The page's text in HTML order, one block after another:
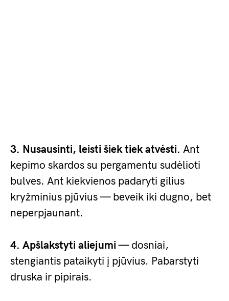
3. Nusausinti, leisti šiek tiek atvėsti. Ant
kepimo skardos su pergamentu sudėlioti
bulves. Ant kiekvienos padaryti gilius
kryžminius pjūvius — beveik iki dugno, bet
neperpjaunant.
4. Apšlakstyti aliejumi — dosniai,
stengiantis pataikyti į pjūvius. Pabarstyti
druska ir pipirais.